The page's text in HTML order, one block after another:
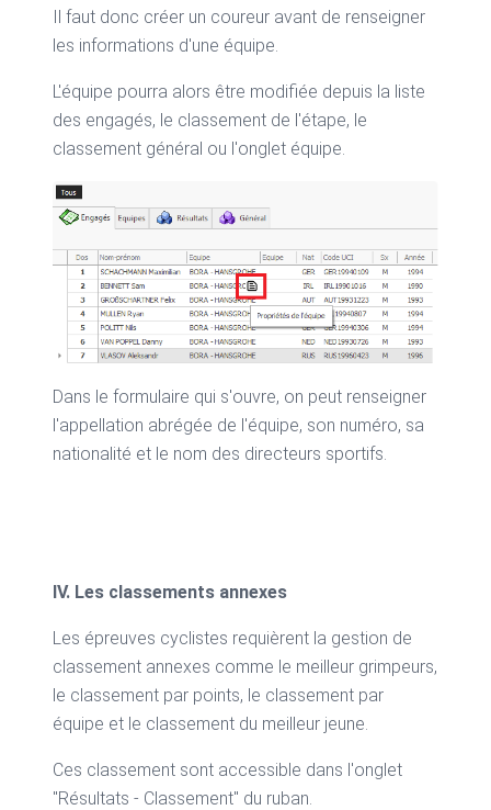
Il faut donc créer un coureur avant de renseigner
les informations d'une équipe.
L'équipe pourra alors être modifiée depuis la liste
des engagés, le classement de l'étape, le
classement général ou l'onglet équipe.
Dans le formulaire qui s'ouvre, on peut renseigner
l'appellation abrégée de l'équipe, son numéro, sa
nationalité et le nom des directeurs sportifs.
IV. Les classements annexes
Les épreuves cyclistes requièrent la gestion de
classement annexes comme le meilleur grimpeurs,
le classement par points, le classement par
équipe et le classement du meilleur jeune.
Ces classement sont accessible dans l'onglet
"Résultats - Classement" du ruban.